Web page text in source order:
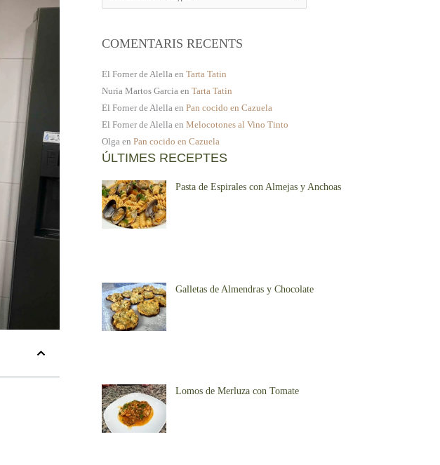
COMENTARIS RECENTS
El Forner de Alella en Tarta Tatin
Nuria Martos Garcia en Tarta Tatin
El Forner de Alella en Pan cocido en Cazuela
El Forner de Alella en Melocotones al Vino Tinto
Olga en Pan cocido en Cazuela
ÚLTIMES RECEPTES
Pasta de Espirales con Almejas y Anchoas
Galletas de Almendras y Chocolate
Lomos de Merluza con Tomate